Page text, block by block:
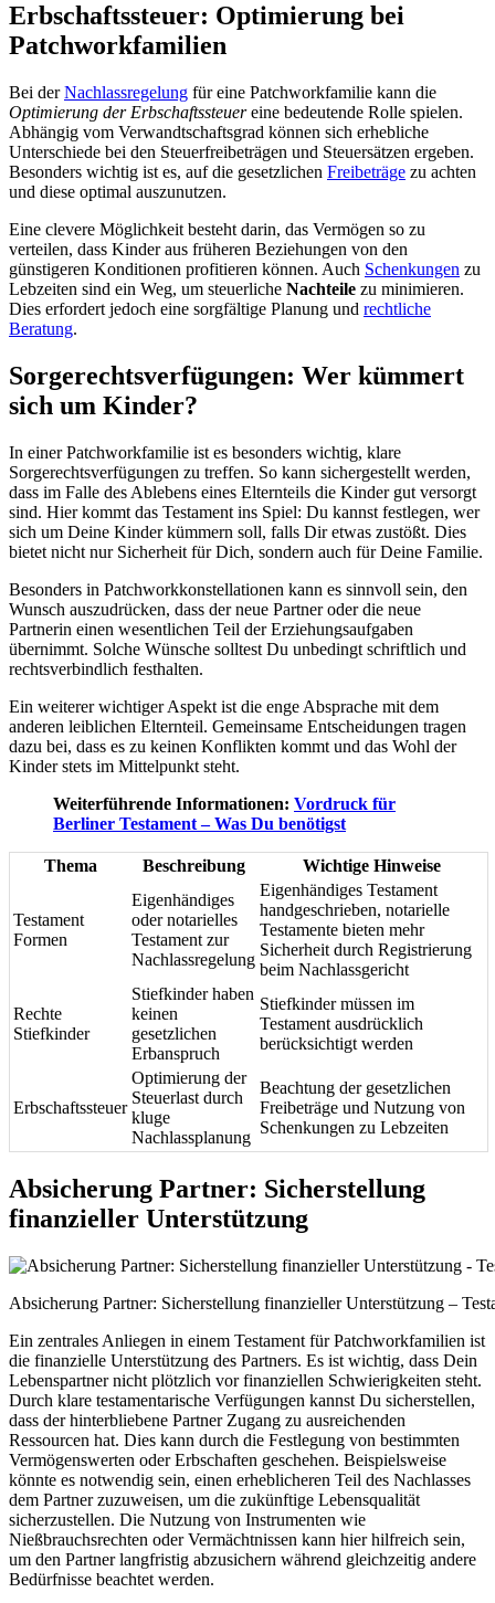
Erbschaftssteuer: Optimierung bei
Patchworkfamilien
Bei derNachlassregelung für eine Patchworkfamilie kann die
Optimierung der Erbschaftssteuereine bedeutende Rolle spielen.
Abhängig vom Verwandtschaftsgrad können sich erhebliche
Unterschiede bei den Steuerfreibeträgen und Steuersätzen ergeben.
Besonders wichtig ist es, auf die gesetzlichen Freibeträge zu achten
und diese optimal auszunutzen.
Eine clevere Möglichkeit besteht darin, das Vermögen so zu
verteilen, dass Kinder aus früheren Beziehungen von den
günstigeren Konditionen profitieren können. Auch Schenkungen zu
Lebzeiten sind ein Weg, um steuerliche Nachteile zu minimieren.
Dies erfordert jedoch eine sorgfältige Planung und rechtliche
Beratung.
Sorgerechtsverfügungen: Wer kümmert
sich um Kinder?
In einer Patchworkfamilie ist es besonders wichtig, klare
Sorgerechtsverfügungen zu treffen. So kann sichergestellt werden,
dass im Falle des Ablebens eines Elternteils die Kinder gut versorgt
sind. Hier kommt das Testament ins Spiel: Du kannst festlegen, wer
sich um Deine Kinder kümmern soll, falls Dir etwas zustößt. Dies
bietet nicht nur Sicherheit für Dich, sondern auch für Deine Familie.
Besonders in Patchworkkonstellationen kann es sinnvoll sein, den
Wunsch auszudrücken, dass der neue Partner oder die neue
Partnerin einen wesentlichen Teil der Erziehungsaufgaben
übernimmt. Solche Wünsche solltest Du unbedingt schriftlich und
rechtsverbindlich festhalten.
Ein weiterer wichtiger Aspekt ist die enge Absprache mit dem
anderen leiblichen Elternteil. Gemeinsame Entscheidungen tragen
dazu bei, dass es zu keinen Konflikten kommt und das Wohl der
Kinder stets im Mittelpunkt steht.
Weiterführende Informationen: Vordruck für
Berliner Testament – Was Du benötigst
Thema Beschreibung Wichtige Hinweise
Testament
Formen
Eigenhändiges
oder notarielles
Testament zur
Nachlassregelung
Eigenhändiges Testament
handgeschrieben, notarielle
Testamente bieten mehr
Sicherheit durch Registrierung
beim Nachlassgericht
Rechte
Stiefkinder
Stiefkinder haben
keinen
gesetzlichen
Erbanspruch
Stiefkinder müssen im
Testament ausdrücklich
berücksichtigt werden
Erbschaftssteuer
Optimierung der
Steuerlast durch
kluge
Nachlassplanung
Beachtung der gesetzlichen
Freibeträge und Nutzung von
Schenkungen zu Lebzeiten
Absicherung Partner: Sicherstellung
finanzieller Unterstützung
Absicherung Partner: Sicherstellung finanzieller Unterstützung –
Ein zentrales Anliegen in einem Testament für Patchworkfamilien ist
die finanzielle Unterstützung des Partners. Es ist wichtig, dass Dein
Lebenspartner nicht plötzlich vor finanziellen Schwierigkeiten steht.
Durch klare testamentarische Verfügungen kannst Du sicherstellen,
dass der hinterbliebene Partner Zugang zu ausreichenden
Ressourcen hat. Dies kann durch die Festlegung von bestimmten
Vermögenswerten oder Erbschaften geschehen. Beispielsweise
könnte es notwendig sein, einen erheblicheren Teil des Nachlasses
dem Partner zuzuweisen, um die zukünftige Lebensqualität
sicherzustellen. Die Nutzung von Instrumenten wie
Nießbrauchsrechten oder Vermächtnissen kann hier hilfreich sein,
um den Partner langfristig abzusichern während gleichzeitig andere
Bedürfnisse beachtet werden.